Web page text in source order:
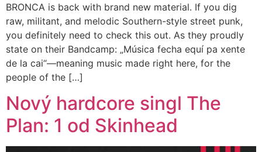
BRONCA is back with brand new material. If you dig
raw, militant, and melodic Southern-style street punk,
you definitely need to check this out. As they proudly
state on their Bandcamp: „Música fecha equí pa xente
de la cai“—meaning music made right here, for the
people of the […]
Nový hardcore singl The
Plan: 1 od Skinhead